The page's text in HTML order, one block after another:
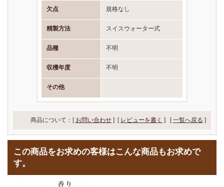
欠点 規格なし
精製方法 スイスウォーター式
品種 不明
収穫年度 不明
その他
商品について：[ お問い合わせ ] [ レビューを書く ] [一覧へ戻る ]
この商品をお求めの客様はこんな商品もお求めで
す。